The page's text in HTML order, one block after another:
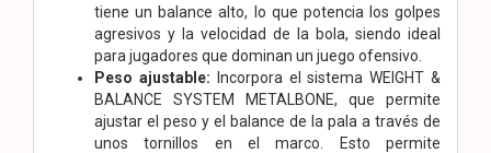
tiene un balance alto, lo que potencia los golpes
agresivos y la velocidad de la bola, siendo ideal
para jugadores que dominan un juego ofensivo.
Peso ajustable: Incorpora el sistema WEIGHT &
BALANCE SYSTEM METALBONE, que permite
ajustar el peso y el balance de la pala a través de
unos tornillos en el marco.
Esto permite